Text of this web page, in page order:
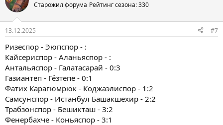
Старожил форума Рейтинг сезона: 330
13.12.2025 #7
Ризеспор - Эюпспор - :
Кайсериспор - Аланьяспор - :
Антальяспор - Галатасарай - 0:3
Газиантеп - Гёзтепе - 0:1
Фатих Карагюмрюк - Коджаэлиспор - 1:2
Самсунспор - Истанбул Башакшехир - 2:2
Трабзонспор - Бешикташ - 3:2
Фенербахче - Коньяспор - 3:1